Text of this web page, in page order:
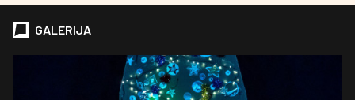
GALERIJA